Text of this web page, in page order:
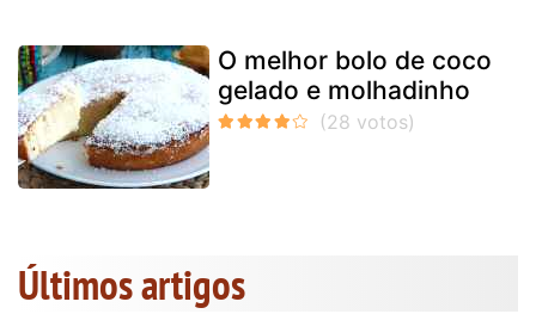
O melhor bolo de coco
gelado e molhadinho
Últimos artigos